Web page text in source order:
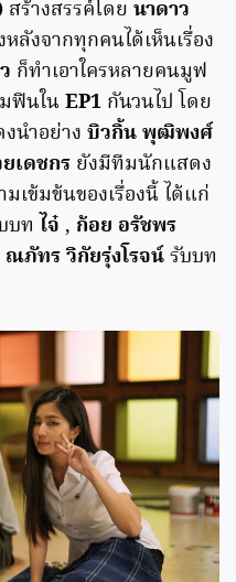
สร้างสรรค์โดย นาดาว
หลังจากทุกคนได้เห็นเรื่อง
ก็ทำเอาใครหลายคนมูฟ
ฟินในEP1 กันวนไป โดย
นำอย่าง บิวกิ้น พุฒิพงศ์
เดชกร ยังมีทีมนักแสดง
เข้มข้นของเรื่องนี้ ได้แก่
บท ไจ๋ , ก้อย อรัชพร
ภัทร วิกัยรุ่งโรจน์รับบท